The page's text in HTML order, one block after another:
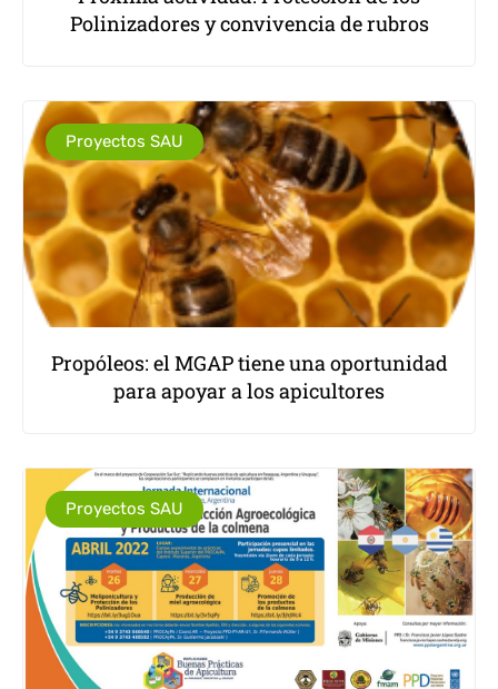
Polinizadores y convivencia de rubros
Proyectos SAU
Propóleos: el MGAP tiene una oportunidad
para apoyar a los apicultores
Proyectos SAU